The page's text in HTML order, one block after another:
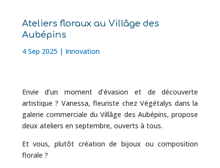
Ateliers floraux au Villâge des
Aubépins
4 Sep 2025 | Innovation
Envie d’un moment d’évasion et de découverte
artistique ? Vanessa, fleuriste chez Végétalys dans la
galerie commerciale du Villâge des Aubépins, propose
deux ateliers en septembre, ouverts à tous.
Et vous, plutôt création de bijoux ou composition
florale ?